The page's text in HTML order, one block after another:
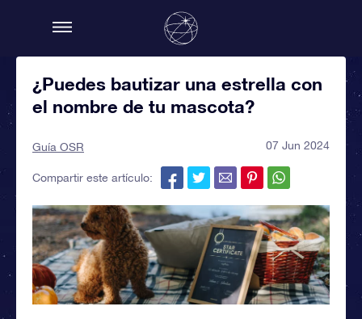
¿Puedes bautizar una estrella con
el nombre de tu mascota?
Guía OSR 07 Jun 2024
Compartir este artículo: